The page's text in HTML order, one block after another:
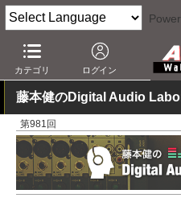
カテゴリ ログイン
AV Watch 製品 音楽制作
藤本健のDigital Audio
第981回